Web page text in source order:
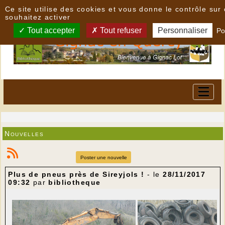
Nouvelles
Poster une nouvelle
Plus de pneus près de Sireyjols ! - le28/11/2017
09:32 par bibliotheque
Ce site utilise des cookies et vous donne le contrôle sur
souhaitez activer
Tout accepter Tout refuser Personnaliser